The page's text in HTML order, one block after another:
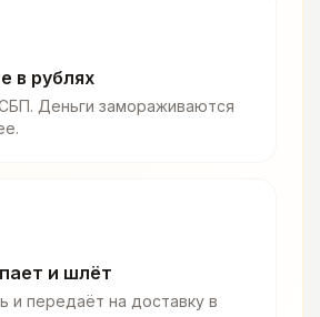
в рублях
Деньги замораживаются
и шлёт
и передаёт на доставку в